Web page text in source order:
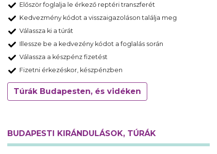
Először foglalja le érkező reptéri transzferét
Kedvezmény kódot a visszaigazoláson találja meg
Válassza ki a túrát
Illessze be a kedvezény kódot a foglalás során
Válassza a készpénz fizetést
Fizetni érkezéskor, készpénzben
Túrák Budapesten, és vidéken
BUDAPESTI KIRÁNDULÁSOK, TÚRÁK